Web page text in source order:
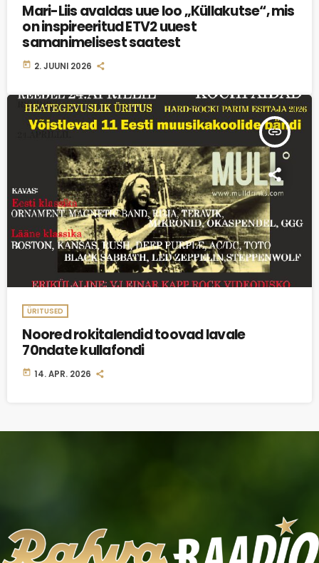
Mari-Liis avaldas uue loo „Küllakutse“, mis
on inspireeritud ETV2 uuest
samanimelisest saatest
today 2. JUUNI 2026
insert_link
ÜRITUSED
Noored rokitalendid toovad lavale
70ndate kullafondi
today 14. APR. 2026